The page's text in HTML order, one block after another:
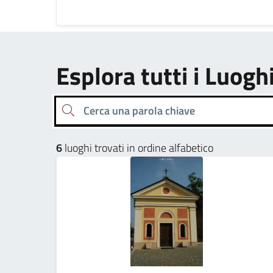
Esplora tutti i
Cerca una parola chiave
6luoghi trovati in ordine alfabetico